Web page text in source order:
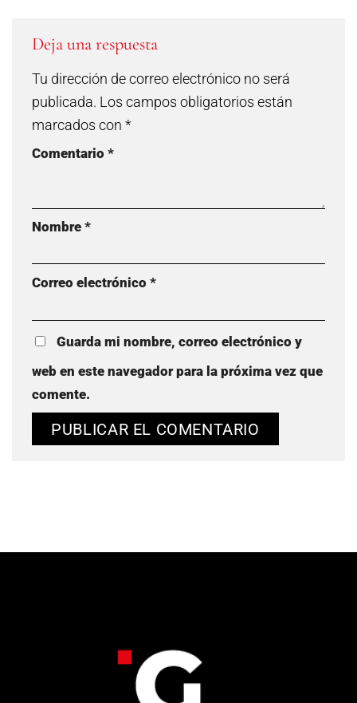
Deja una respuesta
Tu dirección de correo electrónico no será
publicada. Los campos obligatorios están
marcados con *
Comentario *
Nombre *
Correo electrónico *
Guarda mi nombre, correo electrónico y
web en este navegador para la próxima vez que
comente.